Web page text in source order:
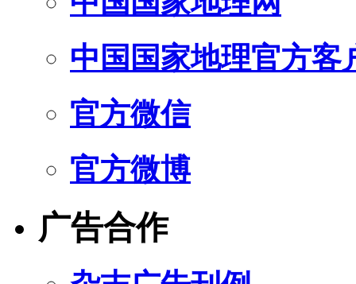
中国国家地理官方客
官方微信
官方微博
广告合作